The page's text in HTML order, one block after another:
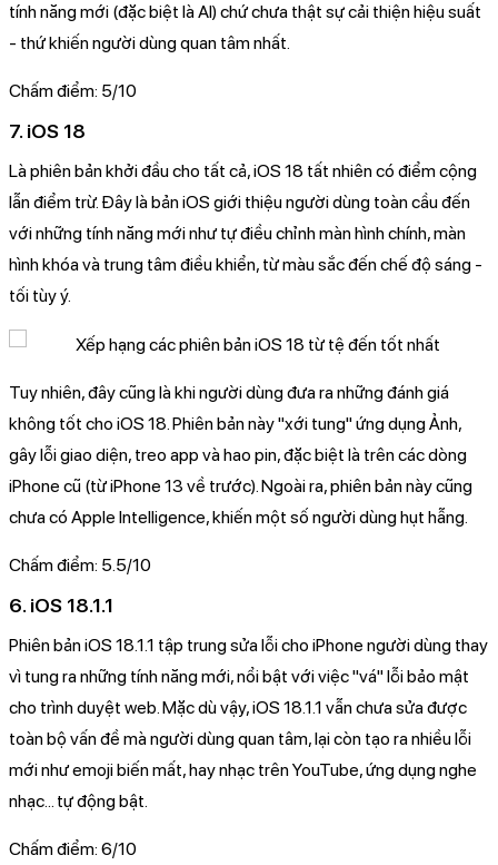
tính năng mới (đặc biệt là AI) chứ chưa thật sự cải thiện hiệu suất
- thứ khiến người dùng quan tâm nhất.
Chấm điểm: 5/10
7. iOS 18
Là phiên bản khởi đầu cho tất cả, iOS 18 tất nhiên có điểm cộng
lẫn điểm trừ. Đây là bản iOS giới thiệu người dùng toàn cầu đến
với những tính năng mới như tự điều chỉnh màn hình chính, màn
hình khóa và trung tâm điều khiển, từ màu sắc đến chế độ sáng -
tối tùy ý.
Tuy nhiên, đây cũng là khi người dùng đưa ra những đánh giá
không tốt cho iOS 18. Phiên bản này "xới tung" ứng dụng Ảnh,
gây lỗi giao diện, treo app và hao pin, đặc biệt là trên các dòng
iPhone cũ (từ iPhone 13 về trước). Ngoài ra, phiên bản này cũng
chưa có Apple Intelligence, khiến một số người dùng hụt hẫng.
Chấm điểm: 5.5/10
6. iOS 18.1.1
Phiên bản iOS 18.1.1 tập trung sửa lỗi cho iPhone người dùng thay
vì tung ra những tính năng mới, nổi bật với việc "vá" lỗi bảo mật
cho trình duyệt web. Mặc dù vậy, iOS 18.1.1 vẫn chưa sửa được
toàn bộ vấn đề mà người dùng quan tâm, lại còn tạo ra nhiều lỗi
mới như emoji biến mất, hay nhạc trên YouTube, ứng dụng nghe
nhạc... tự động bật.
Chấm điểm: 6/10